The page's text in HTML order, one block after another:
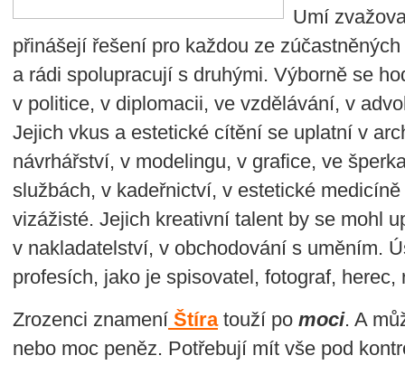
Umí
přinášejí řešení pro každou ze
a rádi spolupracují s druhými. Výborně se
v politice, v diplomacii, ve vzdělávání, v
Jejich vkus a estetické cítění se uplatní v
návrhářství, v modelingu, v grafice, ve
službách, v kadeřnictví, v estetické
vizážisté. Jejich kreativní talent by se mohl
v nakladatelství, v obchodování s uměním.
profesích, jako je spisovatel, fotograf,
Zrozenci znamení Štíratouží po moci. A
nebo moc peněz. Potřebují mít vše pod